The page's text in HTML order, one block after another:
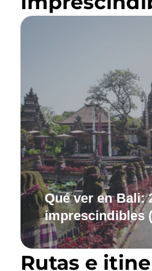
Qué ver en Bali:
imprescindibles
Rutas e